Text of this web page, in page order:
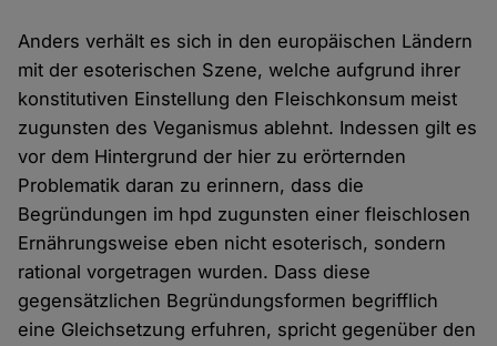
Anders verhält es sich in den europäischen Ländern
mit der esoterischen Szene, welche aufgrund ihrer
konstitutiven Einstellung den Fleischkonsum meist
zugunsten des Veganismus ablehnt. Indessen gilt es
vor dem Hintergrund der hier zu erörternden
Problematik daran zu erinnern, dass die
Begründungen im hpd zugunsten einer fleischlosen
Ernährungsweise eben nicht esoterisch, sondern
rational vorgetragen wurden. Dass diese
gegensätzlichen Begründungsformen begrifflich
eine Gleichsetzung erfuhren, spricht gegenüber den